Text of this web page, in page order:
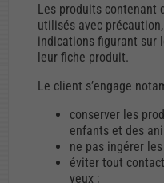
Les produits contenant
utilisés avec
indications figurant sur
leur fiche produit.
Le client s’engage
conserver les
enfants et des
ne pas ingérer
éviter tout
yeux ;